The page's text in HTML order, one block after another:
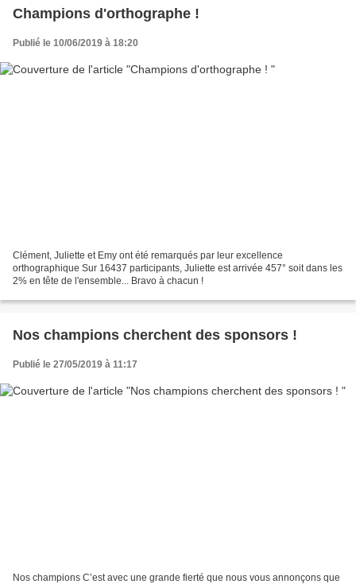
Champions d'orthographe !
Publié le 10/06/2019 à 18:20
Clément, Juliette et Emy ont été remarqués par leur excellence
orthographique Sur 16437 participants, Juliette est arrivée 457° soit dans les
2% en tête de l'ensemble... Bravo à chacun !
Nos champions cherchent des sponsors !
Publié le 27/05/2019 à 11:17
Nos champions C’est avec une grande fierté que nous vous annonçons que